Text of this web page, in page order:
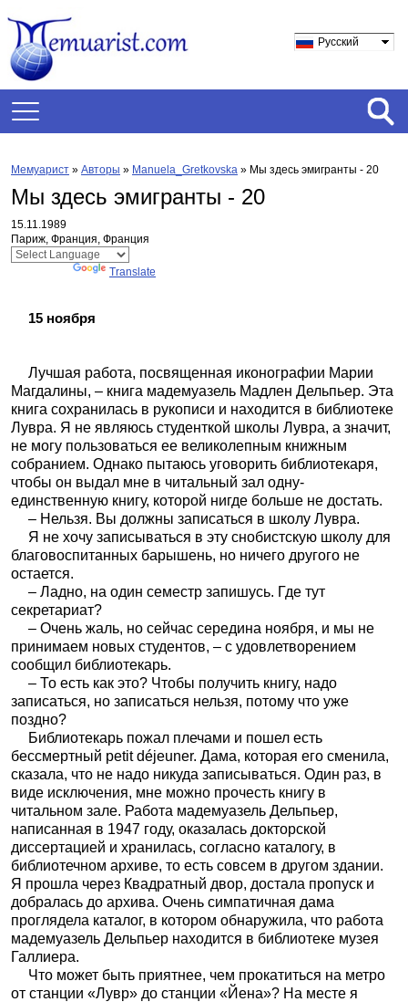
Русский
Мемуарист » Авторы » Manuela_Gretkovska » Мы здесь эмигранты - 20
Мы здесь эмигранты - 20
15.11.1989
Париж, Франция, Франция
Translate
15 ноября
Лучшая работа, посвященная иконографии Марии
Магдалины, – книга мадемуазель Мадлен Дельпьер. Эта
книга сохранилась в рукописи и находится в библиотеке
Лувра. Я не являюсь студенткой школы Лувра, а значит,
не могу пользоваться ее великолепным книжным
собранием. Однако пытаюсь уговорить библиотекаря,
чтобы он выдал мне в читальный зал одну-
единственную книгу, которой нигде больше не достать.
– Нельзя. Вы должны записаться в школу Лувра.
Я не хочу записываться в эту снобистскую школу для
благовоспитанных барышень, но ничего другого не
остается.
– Ладно, на один семестр запишусь. Где тут
секретариат?
– Очень жаль, но сейчас середина ноября, и мы не
принимаем новых студентов, – с удовлетворением
сообщил библиотекарь.
– То есть как это? Чтобы получить книгу, надо
записаться, но записаться нельзя, потому что уже
поздно?
Библиотекарь пожал плечами и пошел есть
бессмертный petit déjeuner. Дама, которая его сменила,
сказала, что не надо никуда записываться. Один раз, в
виде исключения, мне можно прочесть книгу в
читальном зале. Работа мадемуазель Дельпьер,
написанная в 1947 году, оказалась докторской
диссертацией и хранилась, согласно каталогу, в
библиотечном архиве, то есть совсем в другом здании.
Я прошла через Квадратный двор, достала пропуск и
добралась до архива. Очень симпатичная дама
проглядела каталог, в котором обнаружила, что работа
мадемуазель Дельпьер находится в библиотеке музея
Галлиера.
Что может быть приятнее, чем прокатиться на метро
от станции «Лувр» до станции «Йена»? На месте я